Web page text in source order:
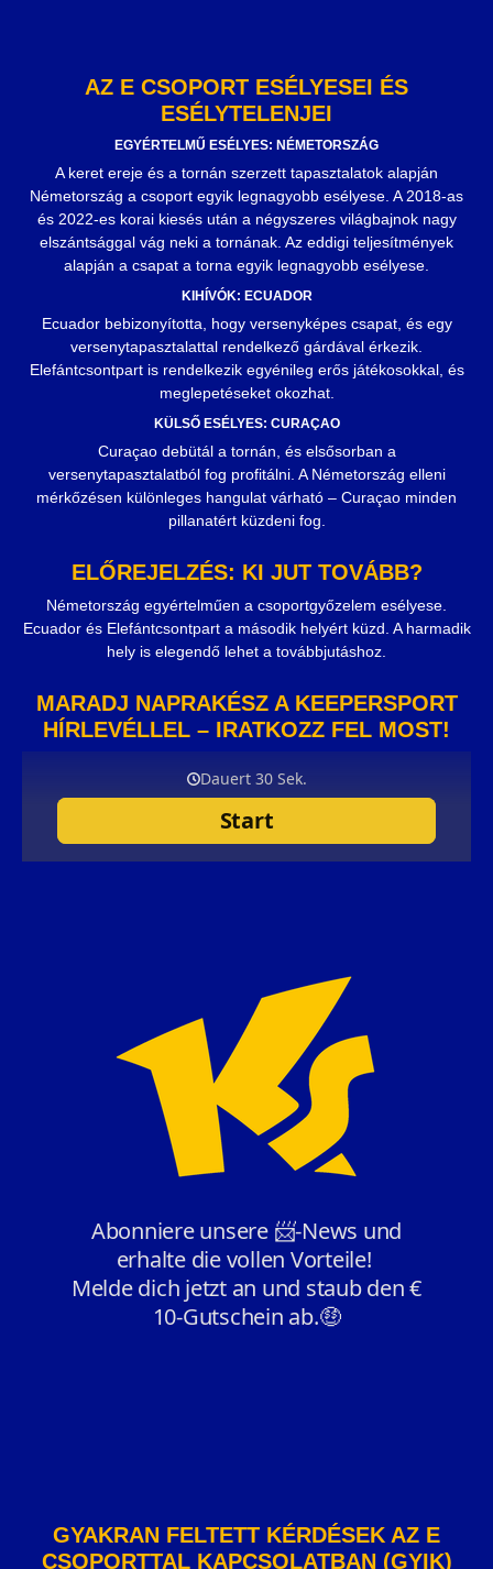
AZ E CSOPORT ESÉLYESEI ÉS
ESÉLYTELENJEI
EGYÉRTELMŰ ESÉLYES: NÉMETORSZÁG
A keret ereje és a tornán szerzett tapasztalatok alapján
Németország a csoport egyik legnagyobb esélyese. A 2018-as
és 2022-es korai kiesés után a négyszeres világbajnok nagy
elszántsággal vág neki a tornának. Az eddigi teljesítmények
alapján a csapat a torna egyik legnagyobb esélyese.
KIHÍVÓK: ECUADOR
Ecuador bebizonyította, hogy versenyképes csapat, és egy
versenytapasztalattal rendelkező gárdával érkezik.
Elefántcsontpart is rendelkezik egyénileg erős játékosokkal, és
meglepetéseket okozhat.
KÜLSŐ ESÉLYES: CURAÇAO
Curaçao debütál a tornán, és elsősorban a
versenytapasztalatból fog profitálni. A Németország elleni
mérkőzésen különleges hangulat várható – Curaçao minden
pillanatért küzdeni fog.
ELŐREJELZÉS: KI JUT TOVÁBB?
Németország egyértelműen a csoportgyőzelem esélyese.
Ecuador és Elefántcsontpart a második helyért küzd. A harmadik
hely is elegendő lehet a továbbjutáshoz.
MARADJ NAPRAKÉSZ A KEEPERSPORT
HÍRLEVÉLLEL – IRATKOZZ FEL MOST!
GYAKRAN FELTETT KÉRDÉSEK AZ E
CSOPORTTAL KAPCSOLATBAN (GYIK)